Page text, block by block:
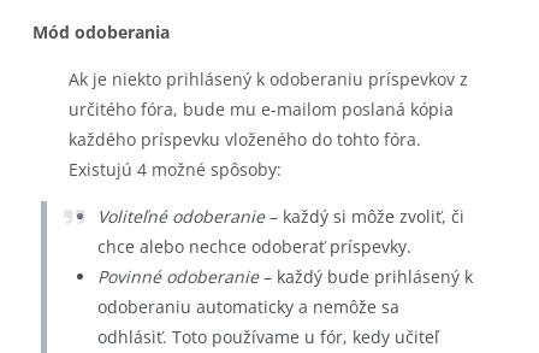
Mód odoberania
Ak je niekto prihlásený k odoberaniu príspevkov z
určitého fóra, bude mu e-mailom poslaná kópia
každého príspevku vloženého do tohto fóra.
Existujú 4 možné spôsoby:
Voliteľné odoberanie– každý si môže zvoliť, či
chce alebo nechce odoberať príspevky.
Povinné odoberanie– každý bude prihlásený k
odoberaniu automaticky a nemôže sa
odhlásiť. Toto používame u fór, kedy učiteľ